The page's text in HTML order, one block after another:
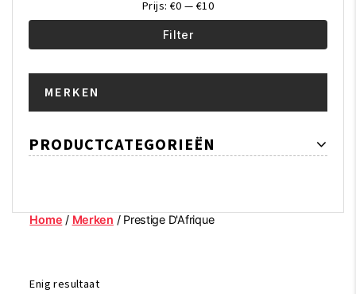
Filter
Prijs: €0 — €10
MERKEN
PRODUCTCATEGORIEËN
Home / Merken / Prestige D'Afrique
Enig resultaat